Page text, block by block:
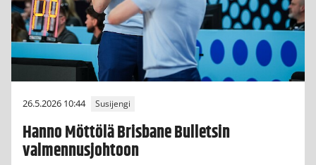
26.5.2026 10:44 Susijengi
Hanno Möttölä Brisbane Bulletsin
valmennusjohtoon